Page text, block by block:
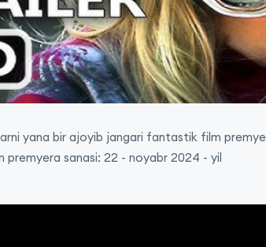
yana bir ajoyib jangari fantastik film
premyera sanasi: 22 - noyabr 2024 - yil